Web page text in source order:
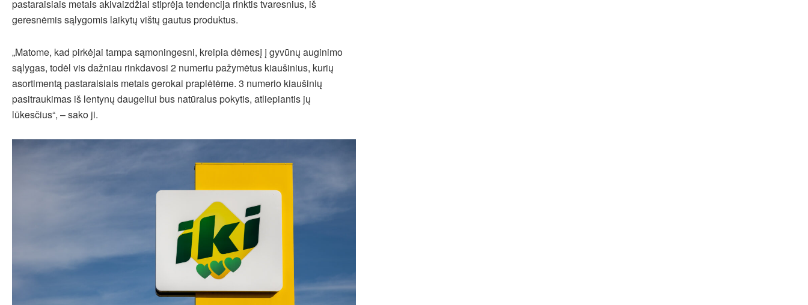
pastaraisiais metais akivaizdžiai stiprėja tendencija rinktis tvaresnius, iš
geresnėmis sąlygomis laikytų vištų gautus produktus.
„Matome, kad pirkėjai tampa sąmoningesni, kreipia dėmesį į gyvūnų auginimo
sąlygas, todėl vis dažniau rinkdavosi 2 numeriu pažymėtus kiaušinius, kurių
asortimentą pastaraisiais metais gerokai praplėtėme. 3 numerio kiaušinių
pasitraukimas iš lentynų daugeliui bus natūralus pokytis, atliepiantis jų
lūkesčius“, – sako ji.